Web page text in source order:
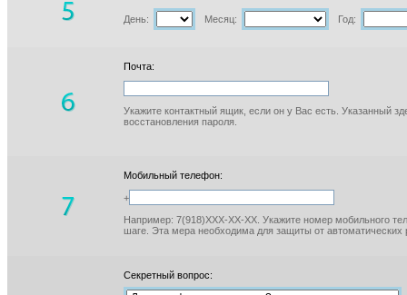
День: Месяц: Год:
Почта:
Укажите контактный ящик, если он у Вас есть. Указанный
восстановления пароля.
Мобильный телефон:
+
Например: 7(918)XXX-XX-XX. Укажите номер мобильного
шаге. Эта мера необходима для защиты от автоматических
Секретный вопрос: